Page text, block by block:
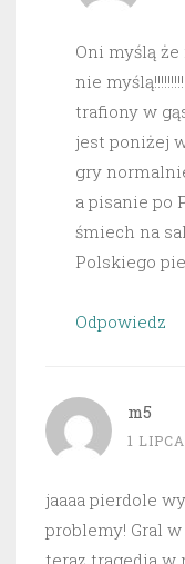
Oni myślą
nie
trafiony w
jest poniżej
gry
a pisanie po
śmiech na
Polskiego
Odpowiedz
m5
1
jaaaa pierdole
problemy! Gral